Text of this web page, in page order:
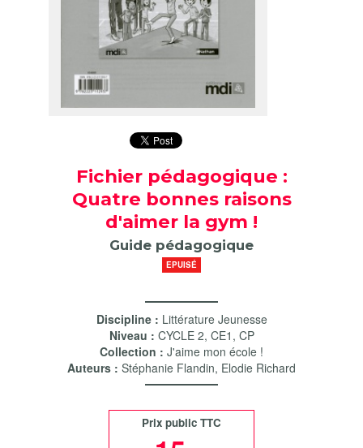
Fichier pédagogique :
Quatre bonnes raisons
d'aimer la gym !
Guide pédagogique
EPUISÉ
Discipline : Littérature Jeunesse
Niveau : CYCLE 2, CE1 , CP
Collection : J'aime mon école !
Auteurs : Stéphanie Flandin, Elodie Richard
Prix public TTC